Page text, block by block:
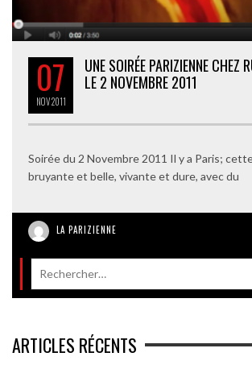
07
NOV2011
UNE SOIRÉE PARIZIENNE CHEZ
LE 2 NOVEMBRE 2011
Soirée du 2 Novembre 2011 Il y a Paris;
bruyante et belle, vivante et dure, avec du
LA PARIZIENNE
ARTICLES RÉCENTS